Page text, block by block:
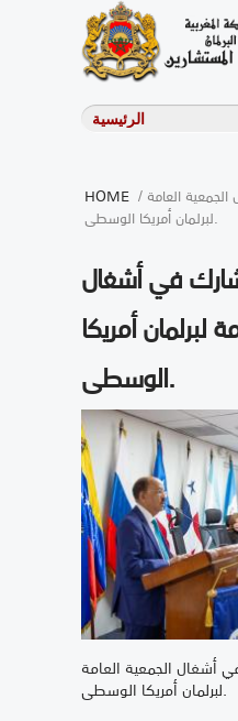
HOME / أحمد الخريف يشارك في أشغال الجمعية العامة
لبرلمان أمريكا الوسطى.
في أشغال
لبرلمان أمريكا
الوسطى.
أشغال الجمعية العامة
لبرلمان أمريكا الوسطى.